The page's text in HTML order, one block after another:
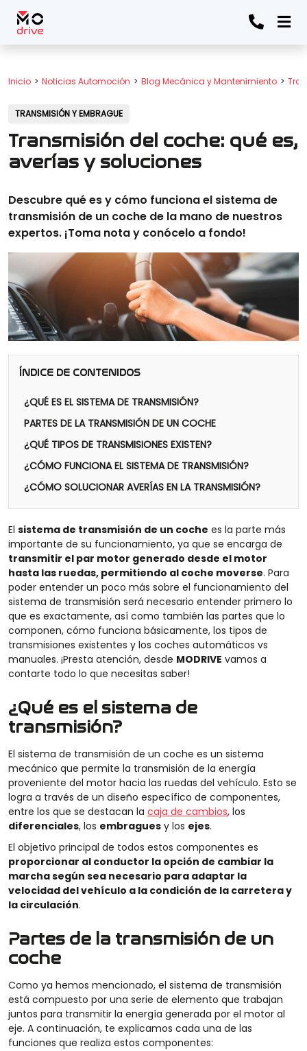
Inicio Noticias Automoción Blog Mecánica y Mantenimiento
TRANSMISIÓN Y EMBRAGUE
Transmisión del coche: qué es,
averías y soluciones
Descubre qué es y cómo funciona el sistema de
transmisión de un coche de la mano de nuestros
expertos. ¡Toma nota y conócelo a fondo!
ÍNDICE DE CONTENIDOS
¿QUÉ ES EL SISTEMA DE TRANSMISIÓN?
PARTES DE LA TRANSMISIÓN DE UN COCHE
¿QUÉ TIPOS DE TRANSMISIONES EXISTEN?
¿CÓMO FUNCIONA EL SISTEMA DE TRANSMISIÓN?
¿CÓMO SOLUCIONAR AVERÍAS EN LA TRANSMISIÓN?
El sistema de transmisión de un coche es la parte más
importante de su funcionamiento, ya que se encarga de
transmitir el par motor generado desde el motor
hasta las ruedas, permitiendo al coche moverse. Para
poder entender un poco más sobre el funcionamiento del
sistema de transmisión será necesario entender primero lo
que es exactamente, así como también las partes que lo
componen, cómo funciona básicamente, los tipos de
transmisiones existentes y los coches automáticos vs
manuales. ¡Presta atención, desde MODRIVE vamos a
contarte todo lo que necesitas saber!
¿Qué es el sistema de
transmisión?
El sistema de transmisión de un coche es un sistema
mecánico que permite la transmisión de la energía
proveniente del motor hacia las ruedas del vehículo. Esto se
logra a través de un diseño específico de componentes,
entre los que se destacan la caja de cambios, los
diferenciales, los embragues y los ejes.
El objetivo principal de todos estos componentes es
proporcionar al conductor la opción de cambiar la
marcha según sea necesario para adaptar la
velocidad del vehículo a la condición de la carretera y
la circulación.
Partes de la transmisión de un
coche
Como ya hemos mencionado, el sistema de transmisión
está compuesto por una serie de elemento que trabajan
juntos para transmitir la energía generada por el motor al
eje. A continuación, te explicamos cada una de las
funciones que realiza estos componentes: